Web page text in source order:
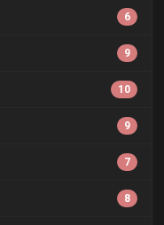
6
9
10
9
7
8